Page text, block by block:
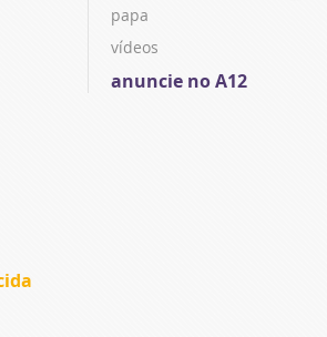
papa
vídeos
anuncie no A12